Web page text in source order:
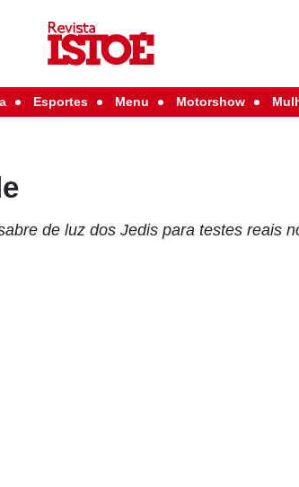
Esportes Menu Motorshow
de luz dos Jedis para testes reais